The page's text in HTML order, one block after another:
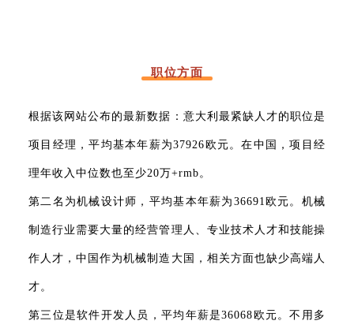
职位方面
根据该网站公布的最新数据：意大利最紧缺人才的职位是
项目经理，平均基本年薪为37926欧元。在中国，项目经
理年收入中位数也至少20万+rmb。
第二名为机械设计师，平均基本年薪为36691欧元。机械
制造行业需要大量的经营管理人、专业技术人才和技能操
作人才，中国作为机械制造大国，相关方面也缺少高端人
才。
第三位是软件开发人员，平均年薪是36068欧元。不用多